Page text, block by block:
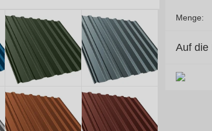
Menge:
Auf die